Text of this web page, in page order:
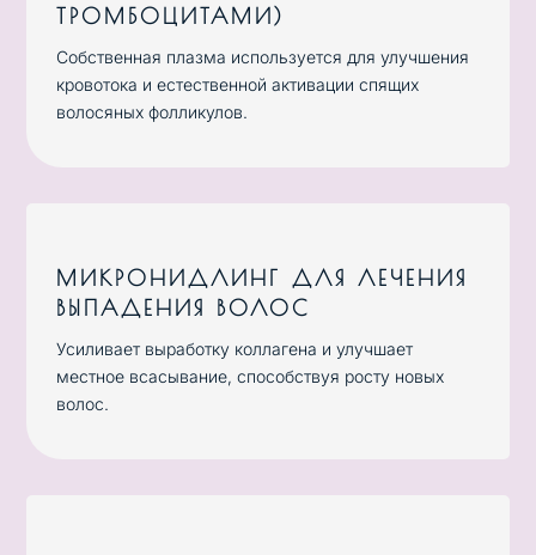
ТРОМБОЦИТАМИ)
Собственная плазма используется для улучшения
кровотока и естественной активации спящих
волосяных фолликулов.
МИКРОНИДЛИНГ ДЛЯ ЛЕЧЕНИЯ
ВЫПАДЕНИЯ ВОЛОС
Усиливает выработку коллагена и улучшает
местное всасывание, способствуя росту новых
волос.